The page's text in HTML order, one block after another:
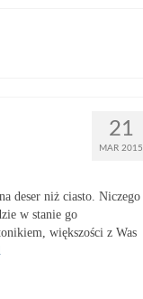
21
MAR 2015
deser niż ciasto. Niczego
w stanie go
większości z Was